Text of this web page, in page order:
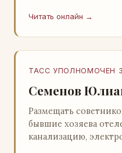
Натанович. – Что ж, …
Читать онлайн →
ТАСС УПОЛНОМОЧЕН
Семенов
Размещать
бывшие хозяева
канализацию,